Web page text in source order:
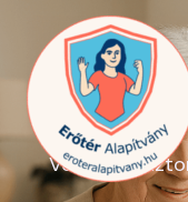
content
Védelem,